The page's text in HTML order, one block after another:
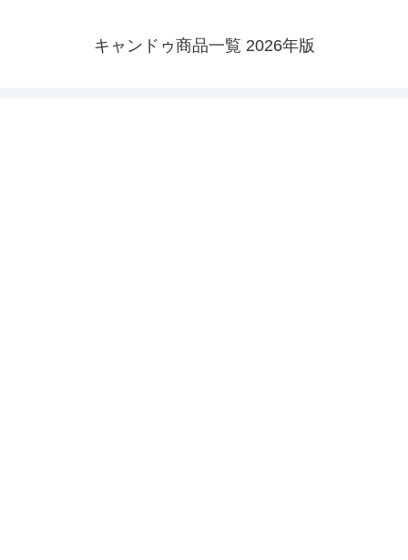
キャンドゥ商品一覧 2026年版